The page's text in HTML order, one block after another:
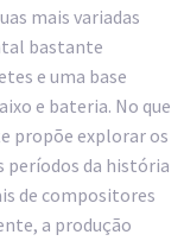
mais variadas
bastante
e uma base
e bateria. No que
propõe explorar os
períodos da história
de compositores
a produção